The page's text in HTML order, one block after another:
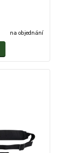
na objednání